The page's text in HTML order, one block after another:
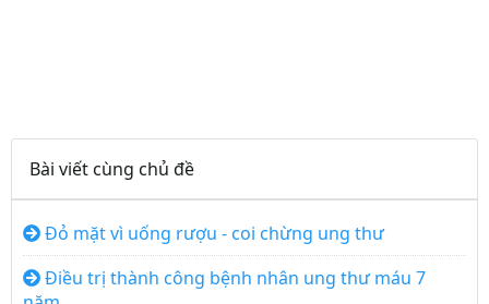
Bài viết cùng chủ đề
Đỏ mặt vì uống rượu - coi chừng ung thư
Điều trị thành công bệnh nhân ung thư máu 7